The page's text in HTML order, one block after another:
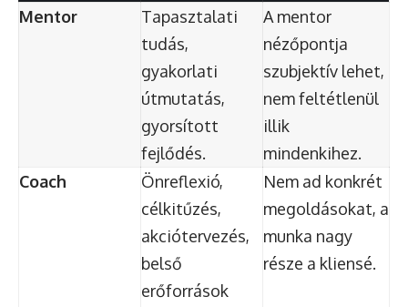
Mentor
Tapasztalati
tudás,
gyakorlati
útmutatás,
gyorsított
fejlődés.
A mentor
nézőpontja
szubjektív lehet,
nem feltétlenül
illik
mindenkihez.
Coach
Önreflexió,
célkitűzés,
akciótervezés,
belső
erőforrások
Nem ad konkrét
megoldásokat, a
munka nagy
része a kliensé.